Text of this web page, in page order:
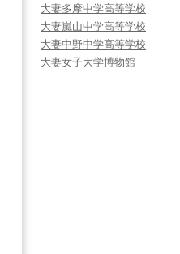
大妻多摩中学高等学校
大妻嵐山中学高等学校
大妻中野中学高等学校
大妻女子大学博物館